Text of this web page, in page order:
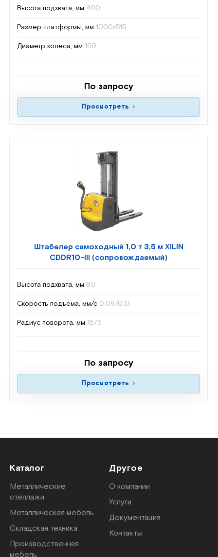
Высота подхвата, мм 400
Размер платформы, мм 1000х515
Диаметр колеса, мм 150
По запросу
Просмотреть
Штабелер самоходный 1,0 т 3,5 м XILIN
CDDR10-III (сопровождаемый)
Высота подхвата, мм 90
Скорость подъёма, мм/с 0,06/0,13
Радиус поворота, мм 1575
По запросу
Просмотреть
Каталог
Металлические
стеллажи
Металлическая мебель
Складская техника
Производственная
мебель
Другое
О компании
Услуги
Документация
Контакты